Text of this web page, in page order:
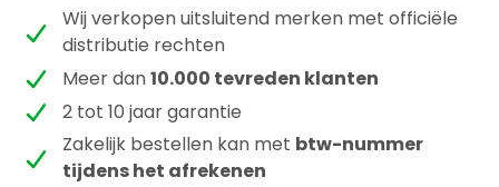
Wij verkopen uitsluitend merken met officiële
distributie rechten
Meer dan10.000 tevreden klanten
2 tot 10 jaar garantie
Zakelijk bestellen kan met btw-nummer
tijdens het afrekenen